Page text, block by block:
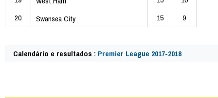
20
Swansea City 15 9
Calendário e resultados : Premier League 2017-2018